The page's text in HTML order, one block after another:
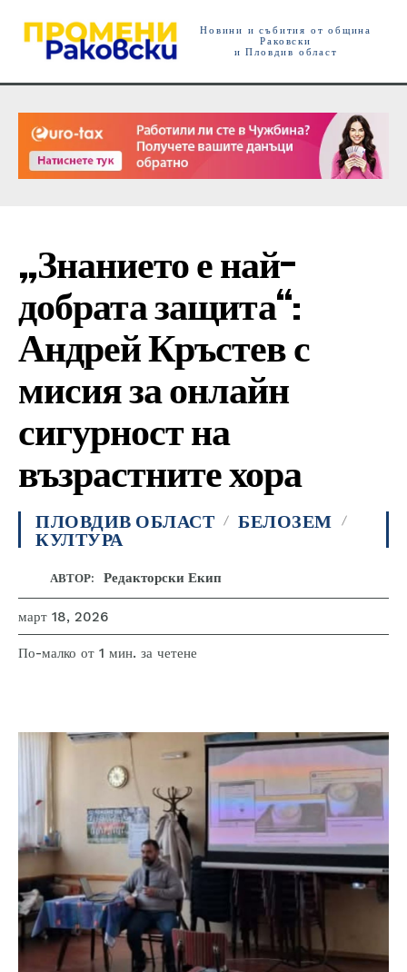
Новини и събития от община
Раковски
и Пловдив област
„Знанието е най-
добрата защита“:
Андрей Кръстев с
мисия за онлайн
сигурност на
възрастните хора
ПЛОВДИВ ОБЛАСТ
БЕЛОЗЕМ
КУЛТУРА
АВТОР: Редакторски Екип
март 18, 2026
По-малко от 1 мин. за четене